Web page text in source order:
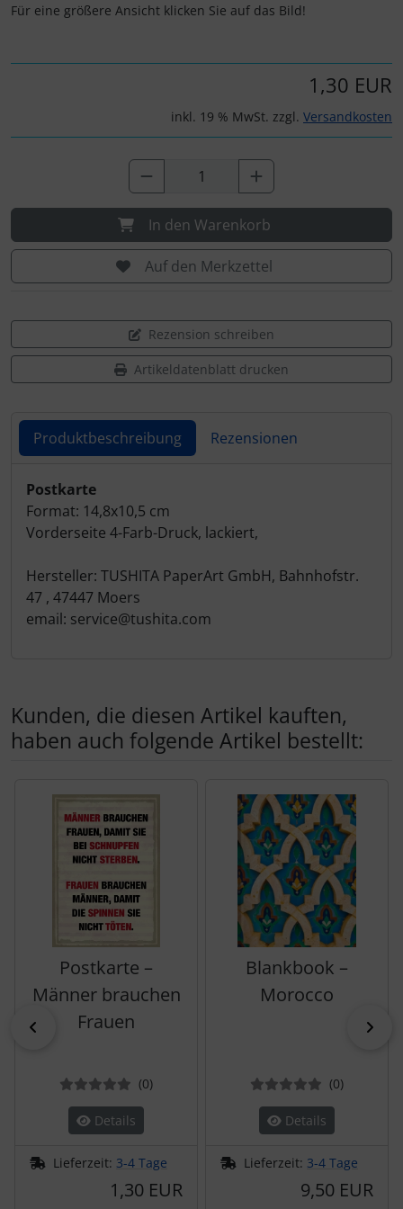
Für eine größere Ansicht klicken Sie auf das Bild!
1,30 EUR
inkl. 19 % MwSt. zzgl. Versandkosten
In den Warenkorb
Auf den Merkzettel
Rezension schreiben
Artikeldatenblatt drucken
Produktbeschreibung Rezensionen
Produktbeschreibung
Postkarte
Format: 14,8x10,5 cm
Vorderseite 4-Farb-Druck, lackiert,
Hersteller: TUSHITA PaperArt GmbH, Bahnhofstr.
47 , 47447 Moers
email: service@tushita.com
Kunden, die diesen Artikel kauften,
haben auch folgende Artikel bestellt:
zurück
Postkarte –
Männer brauchen
Frauen
(0Bewertungen
)
Details
Lieferzeit: 3-4 Tage
1,30 EUR
Blankbook –
Morocco
(0)
Details
Lieferzeit: 3-4 Tage
9,50 EUR